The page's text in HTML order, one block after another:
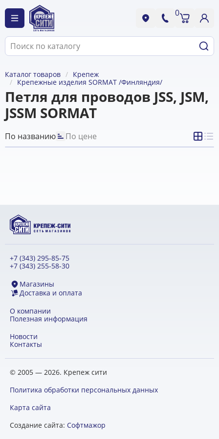
0
Каталог товаров
Крепеж
Крепежные изделия SORMAT /Финляндия/
Петля для проводов JSS, JSM,
JSSM SORMAT
По названию По цене
+7 (343) 295-85-75
+7 (343) 255-58-30
Магазины
Доставка и оплата
О компании
Полезная информация
Новости
Контакты
© 2005 — 2026. Крепеж сити
Политика обработки персональных данных
Карта сайта
Создание сайта: Софтмажор